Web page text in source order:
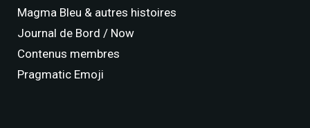
Magma Bleu & autres histoires
Journal de Bord / Now
Contenus membres
Pragmatic Emoji